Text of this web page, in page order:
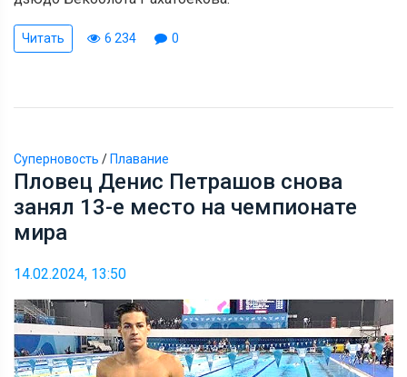
Читать 6 234 0
Суперновость /Плавание
Пловец Денис Петрашов снова
занял 13-е место на чемпионате
мира
14.02.2024, 13:50